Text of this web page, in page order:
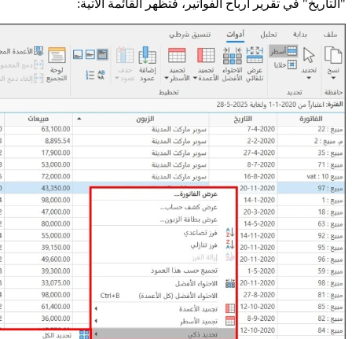
"التاريخ" في تقرير أرباح الفواتير، فتظهر القائمة الآتية: